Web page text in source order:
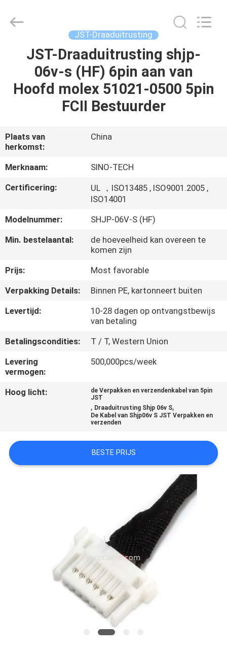
HUIS
PRODUCTEN
OVER
ONS
FABRIEKSTOUR
KWALITEITSCONTROLE
NEEM
CONTACT
MET
ONS
OP
NIEUWS
GEVALLEN
EEN
OFFERTE
PRIVACYBELEID
Technology
JST-Draaduitrusting
JST-Draaduitrusting shjp-
06v-s (HF) 6pin aan van
Hoofd molex 51021-0500 5pin
FCII Bestuurder
Plaats van
herkomst:
China
Merknaam:
SINO-TECH
Certificering:
UL ，ISO13485 , ISO9001.2005 ,
ISO14001
Modelnummer:
SHJP-06V-S (HF)
Min. bestelaantal:
de hoeveelheid kan overeen te
komen zijn
Prijs:
Most favorable
Verpakking Details:
Binnen PE, kartonneert buiten
Levertijd:
10-28 dagen op ontvangstbewijs
van betaling
Betalingscondities:
T / T, Western Union
Levering
vermogen:
500,000pcs/week
Hoog licht:
de Verpakken en verzendenkabel van 5pin
JST
, Draaduitrusting Shjp 06v S,
De Kabel van Shjp06v S JST Verpakken en
verzenden
BESTE PRIJS